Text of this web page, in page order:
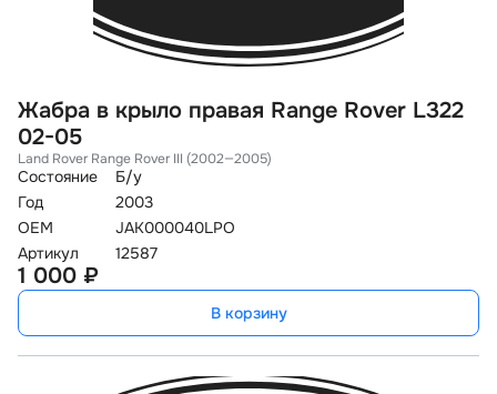
Жабра в крыло правая Range Rover L322
02-05
Land Rover Range Rover III (2002—2005)
Состояние
Б/у
Год
2003
OEM
JAK000040LPO
Артикул
12587
1 000 ₽
В корзину